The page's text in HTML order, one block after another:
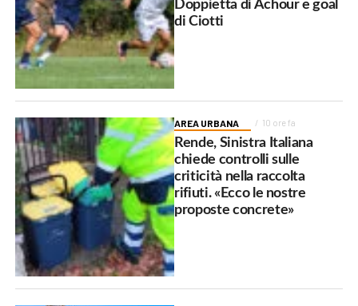
Doppietta di Achour e goal
di Ciotti
AREA URBANA 10 ore fa
Rende, Sinistra Italiana
chiede controlli sulle
criticità nella raccolta
rifiuti. «Ecco le nostre
proposte concrete»